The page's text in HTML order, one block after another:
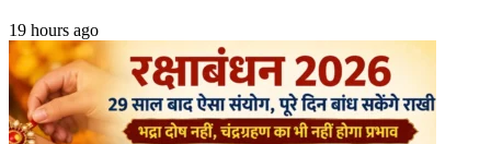
19 hours ago